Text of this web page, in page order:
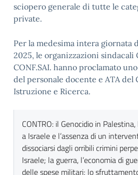
sciopero generale di tutte le
private.
Per la medesima intera giornata
2025, le organizzazioni sindacali
CONF.SAI. hanno proclamato
del personale docente e ATA del
Istruzione e Ricerca.
CONTRO: il Genocidio in
a Israele e l’assenza di un
dissociarsi dagli orribili crimini
Israele; la guerra, l’economia di
delle spese militari; lo